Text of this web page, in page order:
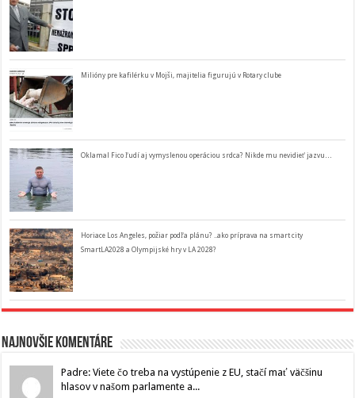
Milióny pre kafilérku v Mojši, majitelia figurujú v Rotary clube
Oklamal Fico ľudí aj vymyslenou operáciou srdca? Nikde mu nevidieť jazvu…
Horiace Los Angeles, požiar podľa plánu? ..ako príprava na smart city
SmartLA2028 a Olympijské hry v LA 2028?
Najnovšie komentáre
Padre: Viete čo treba na vystúpenie z EU, stačí mať väčšinu
hlasov v našom parlamente a...